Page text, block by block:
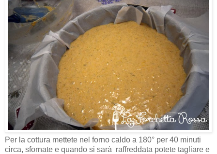
Per la cottura mettete nel forno caldo a 180° per 40 minuti
circa, sfornate e quando si sarà raffreddata potete tagliare e